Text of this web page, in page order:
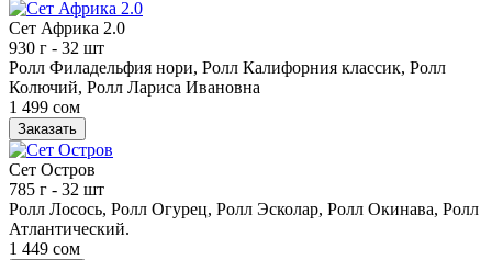
Сет Африка 2.0
930 г - 32 шт
Ролл Филадельфия нори, Ролл Калифорния классик, Ролл
Колючий, Ролл Лариса Ивановна
1 499 сом
Заказать
Сет Остров
785 г - 32 шт
Ролл Лосось, Ролл Огурец, Ролл Эсколар, Ролл Окинава, Ролл
Атлантический.
1 449 сом